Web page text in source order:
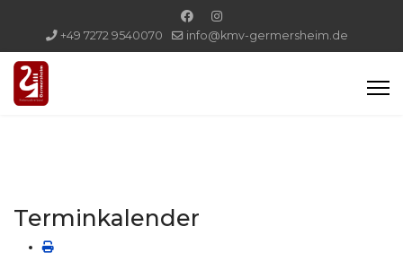
+49 7272 9540070 info@kmv-germersheim.de
Terminkalender